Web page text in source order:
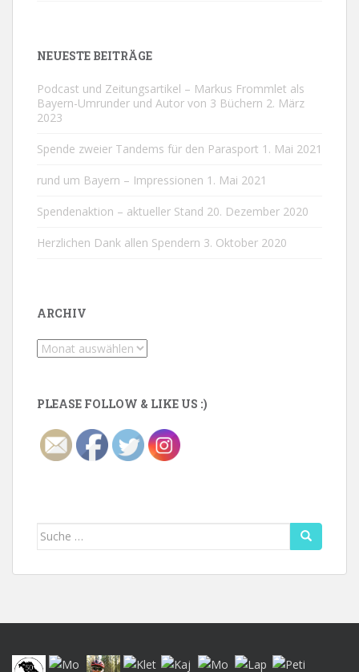
NEUESTE BEITRÄGE
Podcast und Zeitungsartikel – Markus Frommlet als
Bayern-Umrunder und Autor von 3 Büchern 2. März
2023
Spende zweier Tandems für den Parasport 1. Mai 2021
rund um Bayern – Impressionen 1. Mai 2021
Spendenaktion – aktueller Stand 20. Dezember 2020
Herzlichen Dank allen Spendern 3. Oktober 2020
ARCHIV
Archiv
PLEASE FOLLOW & LIKE US :)
Suche